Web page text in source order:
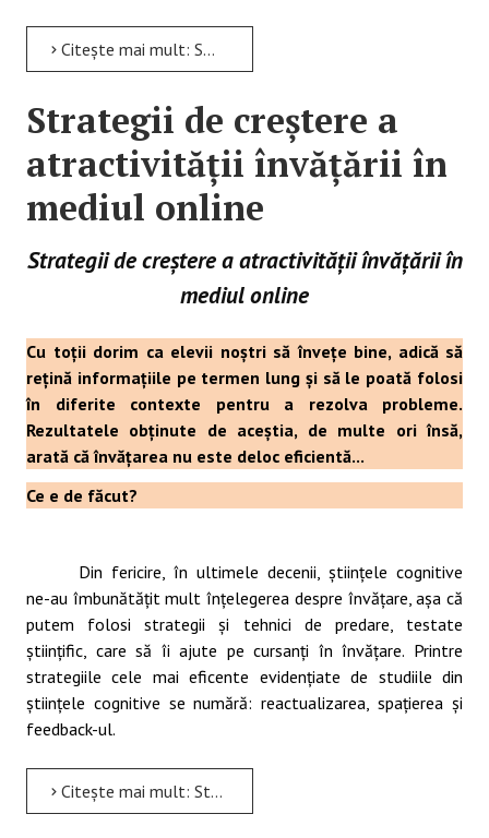
Citește mai mult: STRATEGII DE CRESTERE A ATRACTIVITATII INVATARII IN MEDIUL ONLINE
Strategii de creștere a
atractivității învățării în
mediul online
Strategii de creștere a atractivității învățării în
mediul online
Cu toții dorim ca elevii noștri să învețe bine, adică să
rețină informațiile pe termen lung și să le poată folosi
în diferite contexte pentru a rezolva probleme.
Rezultatele obținute de aceștia, de multe ori însă,
arată că învățarea nu este deloc eficientă...
Ce e de făcut?
Din fericire, în ultimele decenii, științele cognitive
ne-au îmbunătățit mult înțelegerea despre învățare, așa că
putem folosi strategii și tehnici de predare, testate
științific, care să îi ajute pe cursanți în învățare. Printre
strategiile cele mai eficente evidențiate de studiile din
științele cognitive se numără: reactualizarea, spațierea și
feedback-ul.
Citește mai mult: Strategii de creștere a atractivității învățării în mediul online